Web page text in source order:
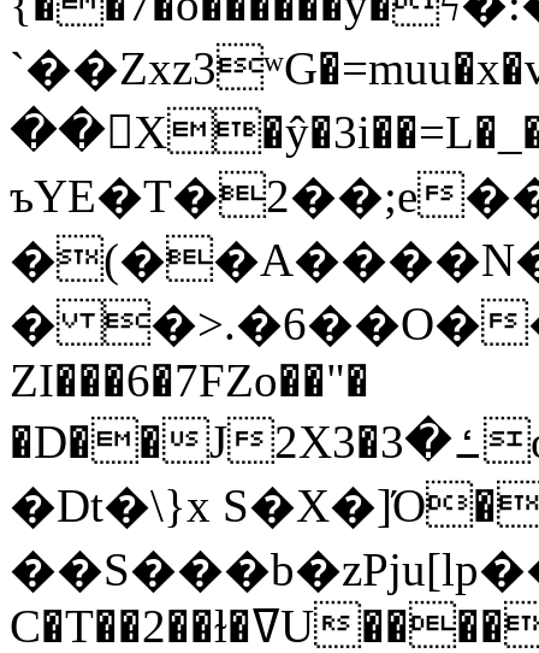
ъYE�T�2��;e
� �>.�6��O�
ZI���6�7FZo��"�
�D��J2X3�ߑ�3o�|aak�q�@����]�K���w���r;�
�Dt�\}x
C�T��2��ɫ�ߜU����2�L�����m" �